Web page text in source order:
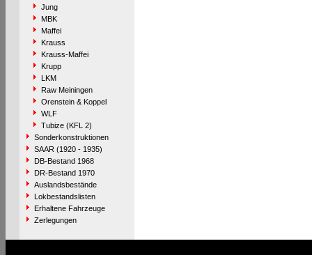
Jung
MBK
Maffei
Krauss
Krauss-Maffei
Krupp
LKM
Raw Meiningen
Orenstein & Koppel
WLF
Tubize (KFL 2)
Sonderkonstruktionen
SAAR (1920 - 1935)
DB-Bestand 1968
DR-Bestand 1970
Auslandsbestände
Lokbestandslisten
Erhaltene Fahrzeuge
Zerlegungen